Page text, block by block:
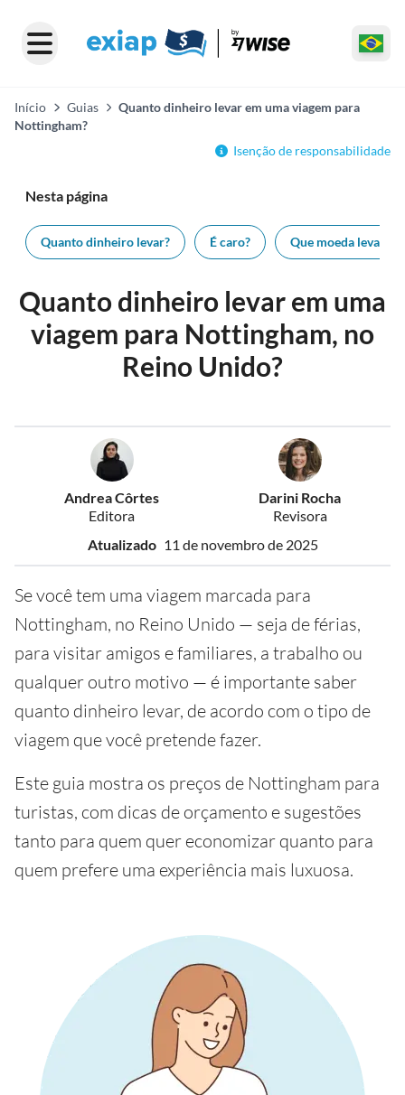
Início Guias
Quanto dinheiro levar em uma viagem para
Nottingham?
Isenção de responsabilidade
Nesta página
Quanto dinheiro levar? É caro? Que moeda levar?
Quanto dinheiro levar em uma
viagem para Nottingham, no
Reino Unido?
Andrea Côrtes
Editora
Darini Rocha
Revisora
Atualizado 11 de novembro de 2025
Se você tem uma viagem marcada para
Nottingham, no Reino Unido — seja de férias,
para visitar amigos e familiares, a trabalho ou
qualquer outro motivo — é importante saber
quanto dinheiro levar, de acordo com o tipo de
viagem que você pretende fazer.
Este guia mostra os preços de Nottingham para
turistas, com dicas de orçamento e sugestões
tanto para quem quer economizar quanto para
quem prefere uma experiência mais luxuosa.